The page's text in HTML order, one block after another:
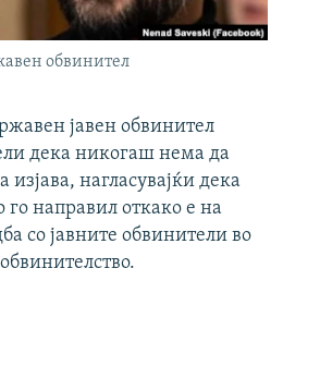
обвинител
јавен обвинител
дека никогаш нема да
нагласувајќи дека
направил откако е на
со јавните обвинители во